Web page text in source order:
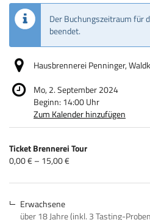
Der Buchungszeitraum für
beendet.
Hausbrennerei Penninger,
Mo, 2. September 2024
Beginn: 14:00Uhr
Zum Kalender hinzufügen
Produkte
Unkategorisierte
Produkte
Ticket Brennerei Tour
von
bis
0,00 € – 15,00 €
Erwachsene
über 18 Jahre (inkl. 3 Tasting-